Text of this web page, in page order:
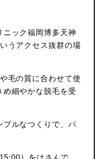
ニック福岡博多天神
うアクセス抜群の場
毛の質に合わせて使
め細やかな脱毛を受
プルなつくりで、パ